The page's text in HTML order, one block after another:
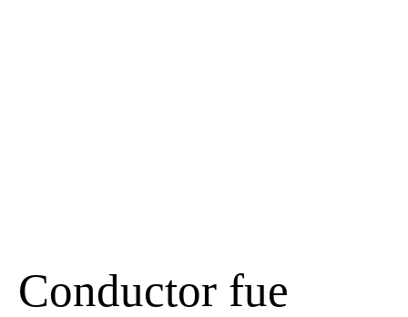
Conductor fue